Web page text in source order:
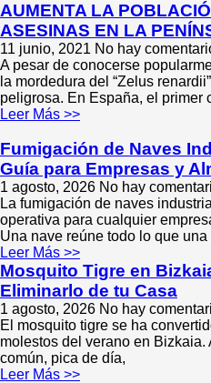
AUMENTA LA
ASESINAS EN LA
11 junio, 2021 No hay
A pesar de conocerse
la mordedura del “Zelus
peligrosa. En España, el primer
Leer Más >>
Fumigación de Naves
Guía para Empresas y
1 agosto, 2026 No hay
La fumigación de naves
operativa para cualquier
Una nave reúne todo lo que
Leer Más >>
Mosquito Tigre en
Eliminarlo de tu Casa
1 agosto, 2026 No hay
El mosquito tigre se ha
molestos del verano en
común, pica de día,
Leer Más >>